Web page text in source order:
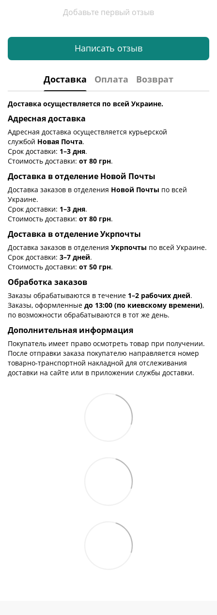
Добавьте первый отзыв
Написать отзыв
Доставка Оплата Возврат
Доставка осуществляется по всей Украине.
Адресная доставка
Адресная доставка осуществляется курьерской
службой Новая Почта.
Срок доставки: 1–3 дня.
Стоимость доставки: от 80 грн.
Доставка в отделение Новой Почты
Доставка заказов в отделения Новой Почты по всей
Украине.
Срок доставки: 1–3 дня.
Стоимость доставки: от 80 грн.
Доставка в отделение Укрпочты
Доставка заказов в отделения Укрпочты по всей Украине.
Срок доставки: 3–7 дней.
Стоимость доставки: от 50 грн.
Обработка заказов
Заказы обрабатываются в течение 1–2 рабочих дней.
Заказы, оформленные до 13:00 (по киевскому времени),
по возможности обрабатываются в тот же день.
Дополнительная информация
Покупатель имеет право осмотреть товар при получении.
После отправки заказа покупателю направляется номер
товарно-транспортной накладной для отслеживания
доставки на сайте или в приложении службы доставки.